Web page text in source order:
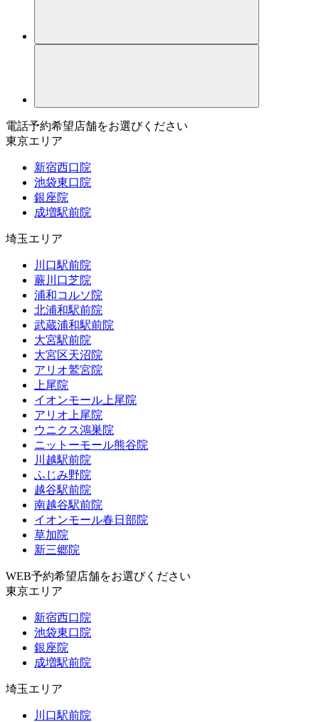
電話予約希望店舗をお選びください
東京エリア
新宿西口院
池袋東口院
銀座院
成増駅前院
埼玉エリア
川口駅前院
蕨川口芝院
浦和コルソ院
北浦和駅前院
武蔵浦和駅前院
大宮駅前院
大宮区天沼院
アリオ鷲宮院
上尾院
イオンモール上尾院
アリオ上尾院
ウニクス鴻巣院
ニットーモール熊谷院
川越駅前院
ふじみ野院
越谷駅前院
南越谷駅前院
イオンモール春日部院
草加院
新三郷院
WEB予約希望店舗をお選びください
東京エリア
新宿西口院
池袋東口院
銀座院
成増駅前院
埼玉エリア
川口駅前院